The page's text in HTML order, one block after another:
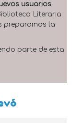
usuarios
Literaria
preparamos la
parte de esta